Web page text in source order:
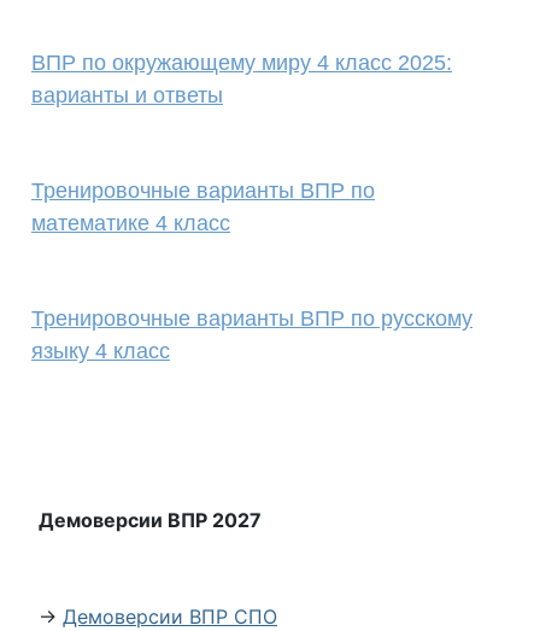
ВПР по окружающему миру 4 класс 2025:
варианты и ответы
Тренировочные варианты ВПР по
математике 4 класс
Тренировочные варианты ВПР по русскому
языку 4 класс
Демоверсии ВПР 2027
→ Демоверсии ВПР СПО